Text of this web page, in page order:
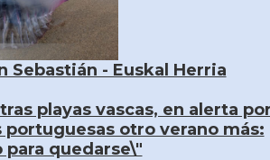
Sebastián - Euskal Herria
playas vascas, en alerta
portuguesas otro verano más:
para quedarse\"